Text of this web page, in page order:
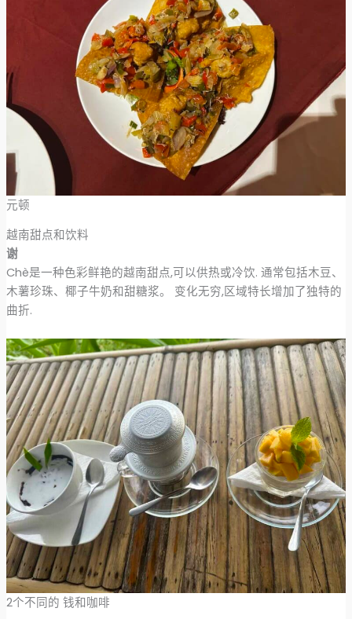
元顿
越南甜点和饮料
谢
Chè是一种色彩鲜艳的越南甜点,可以供热或冷饮. 通常包括木豆、
木薯珍珠、椰子牛奶和甜糖浆。 变化无穷,区域特长增加了独特的
曲折.
2个不同的 钱和咖啡